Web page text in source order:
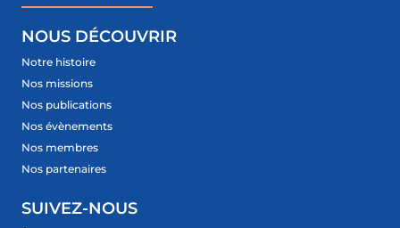
NOUS DÉCOUVRIR
Notre histoire
Nos missions
Nos publications
Nos évènements
Nos membres
Nos partenaires
SUIVEZ-NOUS